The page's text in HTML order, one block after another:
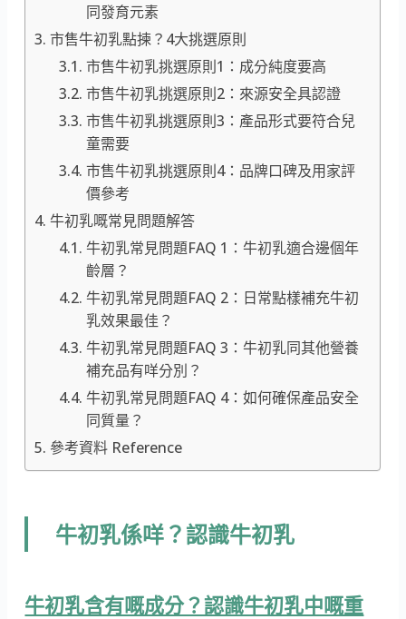
同發育元素
市售牛初乳點揀？4大挑選原則
市售牛初乳挑選原則1：成分純度要高
市售牛初乳挑選原則2：來源安全具認證
市售牛初乳挑選原則3：產品形式要符合兒
童需要
市售牛初乳挑選原則4：品牌口碑及用家評
價參考
牛初乳嘅常見問題解答
牛初乳常見問題FAQ 1：牛初乳適合邊個年
齡層？
牛初乳常見問題FAQ 2：日常點樣補充牛初
乳效果最佳？
牛初乳常見問題FAQ 3：牛初乳同其他營養
補充品有咩分別？
牛初乳常見問題FAQ 4：如何確保產品安全
同質量？
參考資料 Reference
牛初乳係咩？認識牛初乳
牛初乳含有嘅成分？認識牛初乳中嘅重